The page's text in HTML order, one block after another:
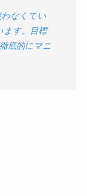
なくてい
ます。目標
底的にマニ